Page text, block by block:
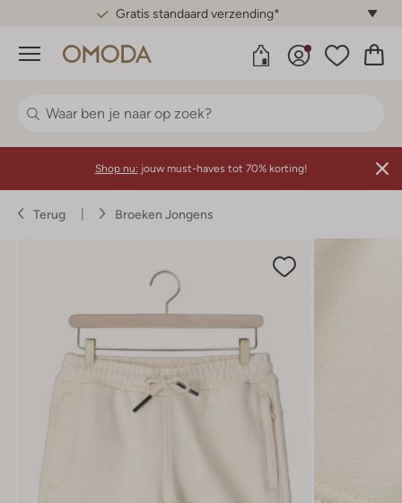
Gratis standaard verzending*
Menu
Shop nu: jouw must-haves tot 70% korting!
Terug Broeken Jongens